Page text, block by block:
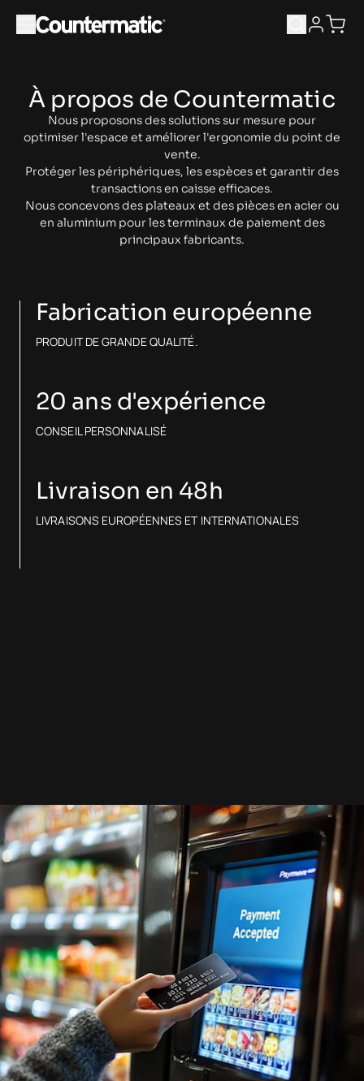
Ouvrir le menu principal
À propos de Countermatic
Nous proposons des solutions sur mesure pour
optimiser l'espace et améliorer l'ergonomie du point de
vente.
Protéger les périphériques, les espèces et garantir des
transactions en caisse efficaces.
Nous concevons des plateaux et des pièces en acier ou
en aluminium pour les terminaux de paiement des
principaux fabricants.
Fabrication européenne
PRODUIT DE GRANDE QUALITÉ.
20 ans d'expérience
CONSEIL PERSONNALISÉ
Livraison en 48h
LIVRAISONS EUROPÉENNES ET INTERNATIONALES